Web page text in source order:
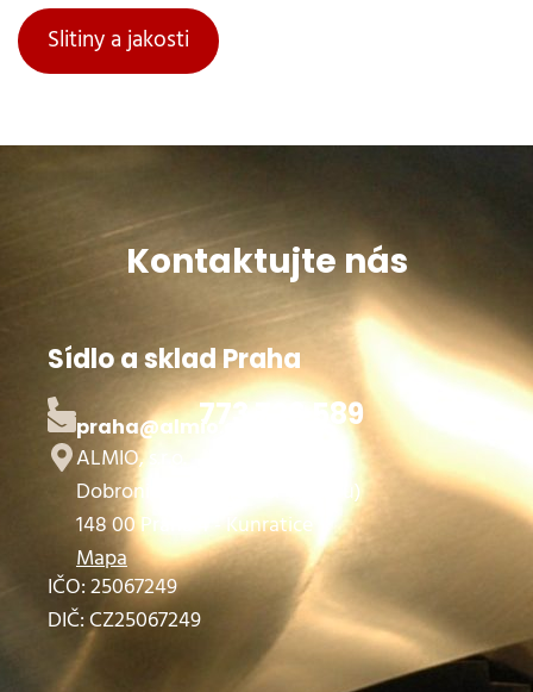
Slitiny a jakosti
Kontaktujte nás
Sídlo a sklad Praha
773 726 589
praha@almio.cz
ALMIO, s.r.o.
Dobronická 1257 (areál Vimbau)
148 00 Praha 4 - Kunratice
Mapa
IČO: 25067249
DIČ: CZ25067249